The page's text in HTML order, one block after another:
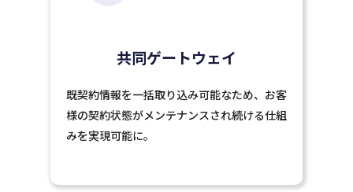
共同ゲートウェイ
既契約情報を一括取り込み可能なため、お客
様の契約状態がメンテナンスされ続ける仕組
みを実現可能に。